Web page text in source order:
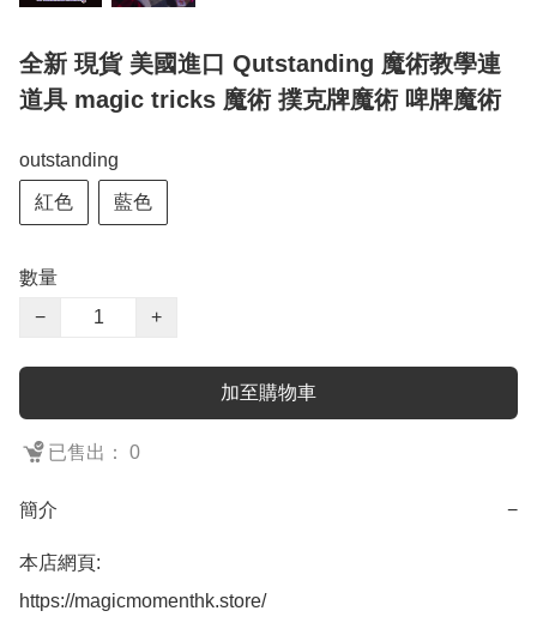
全新 現貨 美國進口 Qutstanding 魔術教學連
道具 magic tricks 魔術 撲克牌魔術 啤牌魔術
outstanding
紅色 藍色
數量
−
+
加至購物車
已售出： 0
簡介 −
本店網頁:
https://magicmomenthk.store/